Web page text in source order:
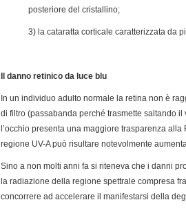
posteriore del cristallino;
3) la cataratta corticale caratterizzata da
Il danno retinico da luce blu
In un individuo adulto normale la retina non è
di filtro (passabanda perché trasmette saltando
l’occhio presenta una maggiore trasparenza
regione UV-A può risultare notevolmente
Sino a non molti anni fa si riteneva che i danni
la radiazione della regione spettrale compresa
concorrere ad accelerare il manifestarsi della